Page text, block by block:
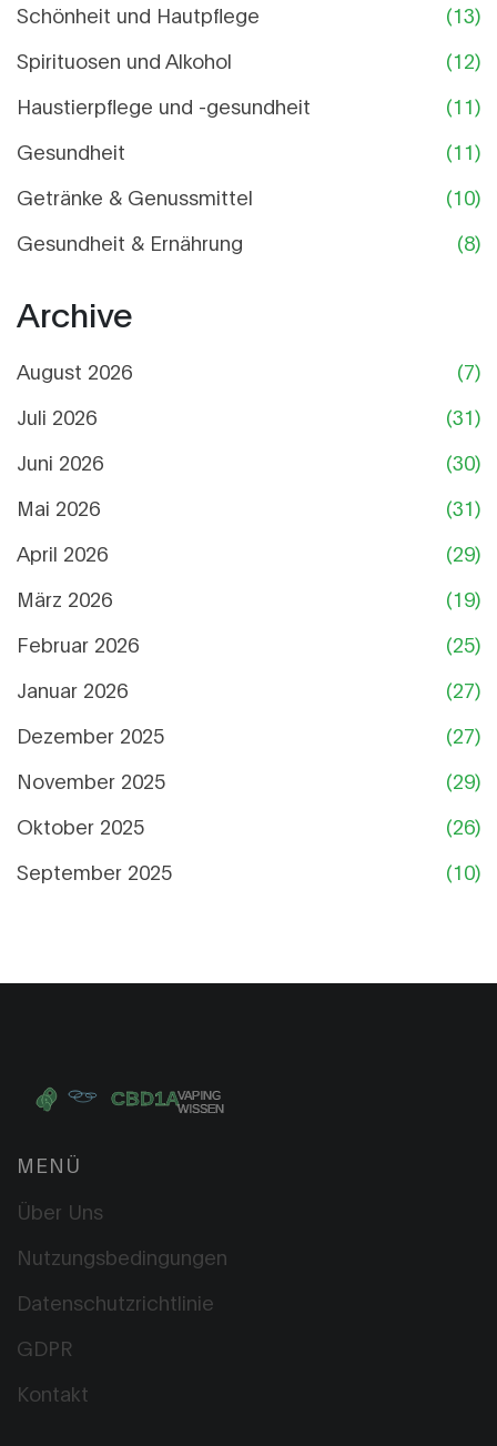
Schönheit und Hautpflege
(13)
Spirituosen und Alkohol
(12)
Haustierpflege und -gesundheit
(11)
Gesundheit
(11)
Getränke & Genussmittel
(10)
Gesundheit & Ernährung
(8)
Archive
August 2026
(7)
Juli 2026
(31)
Juni 2026
(30)
Mai 2026
(31)
April 2026
(29)
März 2026
(19)
Februar 2026
(25)
Januar 2026
(27)
Dezember 2025
(27)
November 2025
(29)
Oktober 2025
(26)
September 2025
(10)
MENÜ
Über Uns
Nutzungsbedingungen
Datenschutzrichtlinie
GDPR
Kontakt